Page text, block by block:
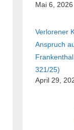
Mai 6, 2026
Verlorener
Anspruch
321/25)
April 29,